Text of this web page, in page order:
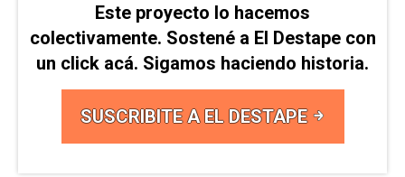
Este proyecto lo hacemos
colectivamente. Sostené a El Destape con
un click acá. Sigamos haciendo historia.
SUSCRIBITE A EL DESTAPE